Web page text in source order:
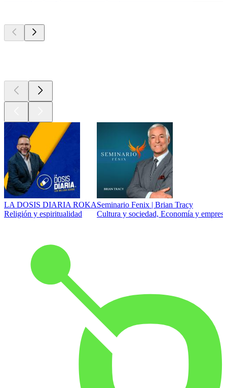
LA DOSIS DIARIA ROKA
Religión y espiritualidad
Seminario Fenix | Brian Tracy
Cultura y sociedad, Economía y